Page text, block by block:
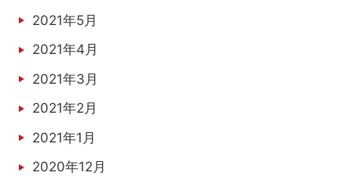
2021年5月
2021年4月
2021年3月
2021年2月
2021年1月
2020年12月